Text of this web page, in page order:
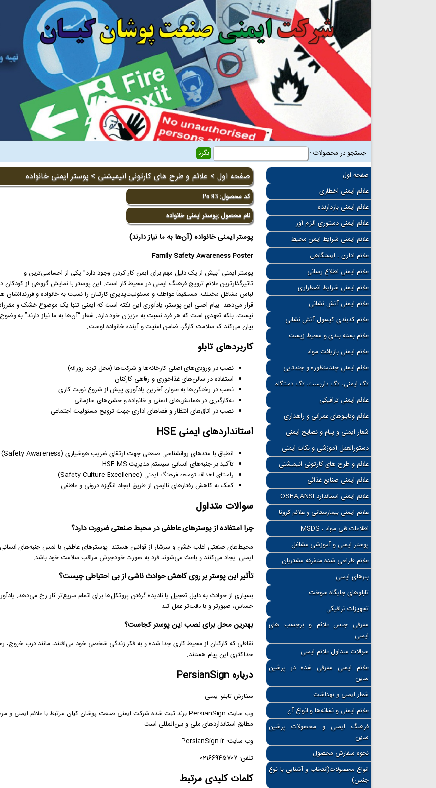
جستجو در محصولات :
صفحه اول
علائم ایمنی اخطاری
علائم ایمنی بازدارنده
علائم ایمنی دستوری الزام آور
علائم ایمنی شرایط ایمن محیط
علائم اداری ، ایستگاهی
علائم ایمنی اطلاع رسانی
علائم ایمنی شرایط اضطراری
علائم ایمنی آتش نشانی
علائم کدبندی کپسول آتش نشانی
علائم بسته بندی و محیط زیست
علائم ایمنی بازیافت مواد
علائم ایمنی چندمنظوره و چندتایی
تگ ایمنی، تگ داربست، تگ دستگاه
علائم ایمنی ترافیکی
علائم وتابلوهای عمرانی و راهداری
شعار ایمنی و پیام و نصایح ایمنی
دستورالعمل آموزشی و نکات ایمنی
علائم و طرح های کارتونی انیمیشنی
علائم ایمنی صنایع غذائی
علائم ایمنی استاندارد OSHA,ANSI
علائم ایمنی بیمارستانی و علائم کرونا
اطلاعات فنی مواد ، MSDS
پوستر ایمنی و آموزشی مشاغل
علائم طراحی شده متفرقه مشتریان
بنرهای ایمنی
تابلوهای جایگاه سوخت
تجهیزات ترافیکی
معرفی جنس علائم و برچسب های
ایمنی
سوالات متداول علائم ایمنی
علائم ایمنی معرفی شده در پرشین
ساین
شعار ایمنی و بهداشت
علائم ایمنی و نشانه‌ها و انواع آن
فرهنگ ایمنی و محصولات پرشین
ساین
نحوه سفارش محصول
انواع محصولات(انتخاب و آشنایی با نوع
جنس)
صفحه اول> علائم و طرح های کارتونی انیمیشنی > پوستر ایمنی خانواده
کد محصول: Po 93
نام محصول :پوستر ایمنی خانواده
پوستر ایمنی خانواده (آن‌ها به ما نیاز دارند)
Family Safety Awareness Poster
پوستر ایمنی “بیش از یک دلیل مهم برای ایمن کار کردن وجود دارد” یکی از احساسی‌ترین و
تاثیرگذارترین علائم ترویج فرهنگ ایمنی در محیط کار است. این پوستر با نمایش گروهی از کودکان
لباس مشاغل مختلف، مستقیماً عواطف و مسئولیت‌پذیری کارکنان را نسبت به خانواده و فرزندانشان
قرار می‌دهد. پیام اصلی این پوستر، یادآوری این نکته است که ایمنی تنها یک موضوع خشک و
نیست، بلکه تعهدی است که هر فرد نسبت به عزیزان خود دارد. شعار “آن‌ها به ما نیاز دارند” به وضوح
بیان می‌کند که سلامت کارگر، ضامن امنیت و آینده خانواده اوست.
کاربردهای تابلو
نصب در ورودی‌های اصلی کارخانه‌ها و شرکت‌ها (محل تردد روزانه)
استفاده در سالن‌های غذاخوری و رفاهی کارکنان
نصب در رختکن‌ها به عنوان آخرین یادآوری پیش از شروع نوبت کاری
به‌کارگیری در همایش‌های ایمنی و خانواده و جشن‌های سازمانی
نصب در اتاق‌های انتظار و فضاهای اداری جهت ترویج مسئولیت اجتماعی
استانداردهای ایمنی HSE
انطباق با متدهای روانشناسی صنعتی جهت ارتقای ضریب هوشیاری (Safety Awareness)
تأکید بر جنبه‌های انسانی سیستم مدیریت HSE-MS
راستای اهداف توسعه فرهنگ ایمنی (Safety Culture Excellence)
کمک به کاهش رفتارهای ناایمن از طریق ایجاد انگیزه درونی و عاطفی
سوالات متداول
چرا استفاده از پوسترهای عاطفی در محیط صنعتی ضرورت دارد؟
محیط‌های صنعتی اغلب خشن و سرشار از قوانین هستند. پوسترهای عاطفی با لمس جنبه‌های انسانی
ایمنی ایجاد می‌کنند و باعث می‌شوند فرد به صورت خودجوش مراقب سلامت خود باشد.
تأثیر این پوستر بر روی کاهش حوادث ناشی از بی احتیاطی چیست؟
بسیاری از حوادث به دلیل تعجیل یا نادیده گرفتن پروتکل‌ها برای اتمام سریع‌تر کار رخ می‌دهد.
حساس، صبورتر و با دقت‌تر عمل کند.
بهترین محل برای نصب این پوستر کجاست؟
نقاطی که کارکنان از محیط کاری جدا شده و به فکر زندگی شخصی خود می‌افتند، مانند درب
حداکثری این پیام هستند.
درباره PersianSign
سفارش تابلو ایمنی
مطابق استانداردهای ملی و بین‌المللی است.
وب سایت: PersianSign.ir
تلفن: 02166945707
کلمات کلیدی مرتبط